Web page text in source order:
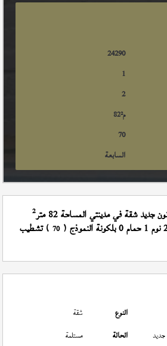
24290
1
2
82م²
70
السابعة
جديد شقة في مدينتي المساحة 82 متر 2
70 ) تشطيب
النوع
شقة
جديد الحالة
مستلمة